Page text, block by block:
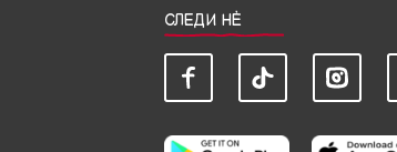
СЛЕДИ НЀ